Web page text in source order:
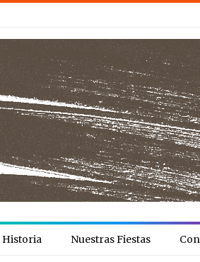
Historia Nuestras Fiestas